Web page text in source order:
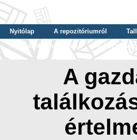
Nyitólap A repozitóriumról
Tallózás dátum szerint
Tallózás
A